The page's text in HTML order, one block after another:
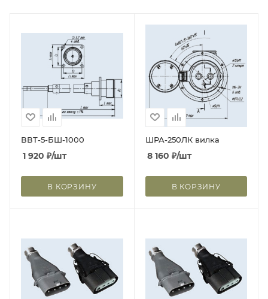
ВВТ-5-БШ-1000
1 920 ₽/шт
В КОРЗИНУ
ШРА-250ЛК вилка
8 160 ₽/шт
В КОРЗИНУ